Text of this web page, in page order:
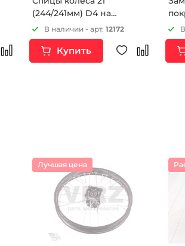
(244/241мм) D4 на
мотоцикл 6шт
В наличии - арт. 12172
Купить
Лучшая цена